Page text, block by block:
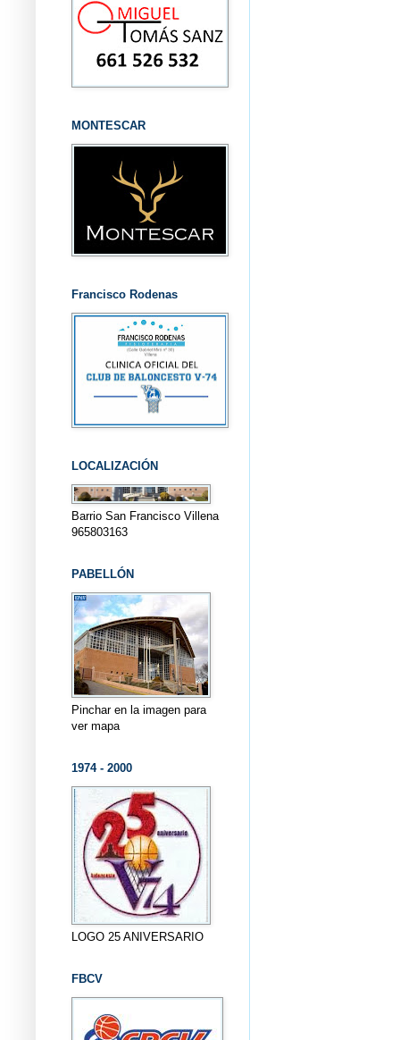
MONTESCAR
Francisco Rodenas
LOCALIZACIÓN
Barrio San Francisco Villena
965803163
PABELLÓN
Pinchar en la imagen para
ver mapa
1974 - 2000
LOGO 25 ANIVERSARIO
FBCV